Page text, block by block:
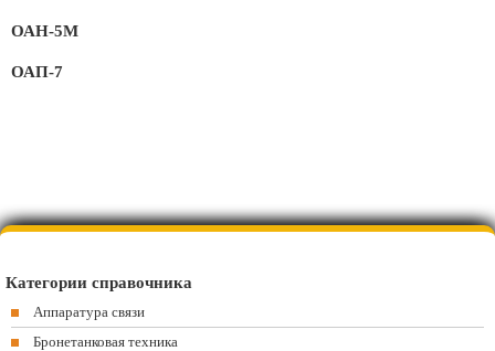
ОАН-5М
ОАП-7
Категории справочника
Аппаратура связи
Бронетанковая техника